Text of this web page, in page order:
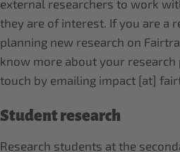
external researchers to work
they are of interest. If you are a
planning new research on
know more about your research
touch by emailing impact [at]
Student research
Research students at the